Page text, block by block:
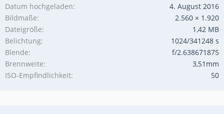
Datum hochgeladen
4. August 2016
Bildmaße
2.560 × 1.920
Dateigröße
1,42 MB
Belichtung
1024/341248 s
Blende
f/2.638671875
Brennweite
3,51mm
ISO-Empfindlichkeit
50